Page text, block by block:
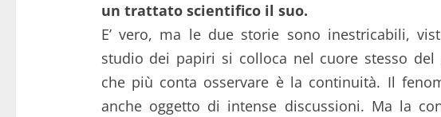
un trattato scientifico il suo.
E’ vero, ma le due storie sono inestricabili,
studio dei papiri si colloca nel cuore stesso del
che più conta osservare è la continuità. Il
anche oggetto di intense discussioni. Ma la